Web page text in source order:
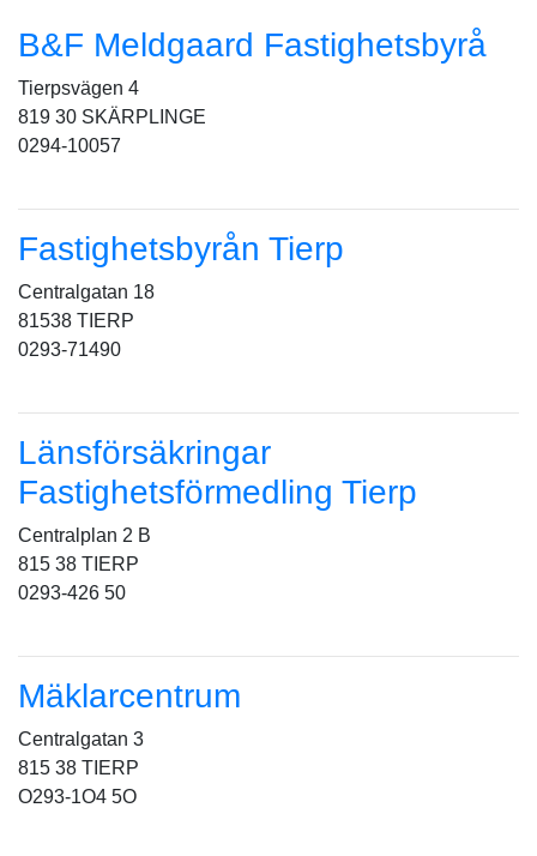
B&F Meldgaard Fastighetsbyrå
Tierpsvägen 4
819 30 SKÄRPLINGE
0294-10057
Fastighetsbyrån Tierp
Centralgatan 18
81538 TIERP
0293-71490
Länsförsäkringar
Fastighetsförmedling Tierp
Centralplan 2 B
815 38 TIERP
0293-426 50
Mäklarcentrum
Centralgatan 3
815 38 TIERP
O293-1O4 5O